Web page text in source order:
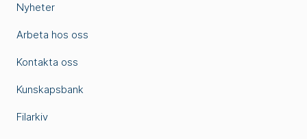
Nyheter
Arbeta hos oss
Kontakta oss
Kunskapsbank
Filarkiv